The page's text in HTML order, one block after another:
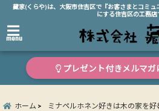
藏家(くらや)は、大阪市住吉区で『お客さまとコミ
にする住吉区の工務店
menu
プレゼント付きメルマガ
ホーム ミナペルホネン好きは木の家を好